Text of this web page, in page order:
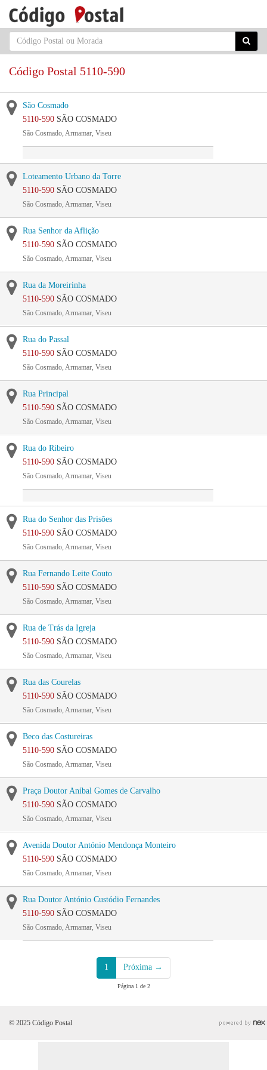
Código Postal 5110-590
São Cosmado
5110-590 SÃO COSMADO
São Cosmado, Armamar, Viseu
Loteamento Urbano da Torre
5110-590 SÃO COSMADO
São Cosmado, Armamar, Viseu
Rua Senhor da Aflição
5110-590 SÃO COSMADO
São Cosmado, Armamar, Viseu
Rua da Moreirinha
5110-590 SÃO COSMADO
São Cosmado, Armamar, Viseu
Rua do Passal
5110-590 SÃO COSMADO
São Cosmado, Armamar, Viseu
Rua Principal
5110-590 SÃO COSMADO
São Cosmado, Armamar, Viseu
Rua do Ribeiro
5110-590 SÃO COSMADO
São Cosmado, Armamar, Viseu
Rua do Senhor das Prisões
5110-590 SÃO COSMADO
São Cosmado, Armamar, Viseu
Rua Fernando Leite Couto
5110-590 SÃO COSMADO
São Cosmado, Armamar, Viseu
Rua de Trás da Igreja
5110-590 SÃO COSMADO
São Cosmado, Armamar, Viseu
Rua das Courelas
5110-590 SÃO COSMADO
São Cosmado, Armamar, Viseu
Beco das Costureiras
5110-590 SÃO COSMADO
São Cosmado, Armamar, Viseu
Praça Doutor Aníbal Gomes de Carvalho
5110-590 SÃO COSMADO
São Cosmado, Armamar, Viseu
Avenida Doutor António Mendonça Monteiro
5110-590 SÃO COSMADO
São Cosmado, Armamar, Viseu
Rua Doutor António Custódio Fernandes
5110-590 SÃO COSMADO
São Cosmado, Armamar, Viseu
1 Próxima →
Página 1 de 2
© 2025 Código Postal